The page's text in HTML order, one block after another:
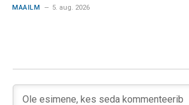
MAAILM 5. aug. 2026